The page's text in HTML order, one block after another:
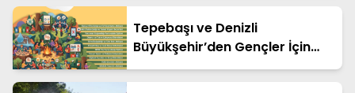
Tepebaşı ve Denizli
Büyükşehir’den Gençler İçin
Ücretsiz Cankurtaran Yaz